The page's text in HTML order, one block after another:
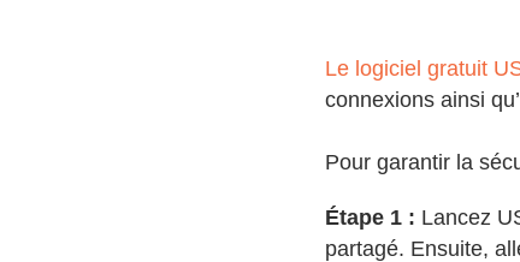
Le logiciel gratuit
connexions ainsi
Pour garantir la
Étape 1 : Lancez
partagé. Ensuite,